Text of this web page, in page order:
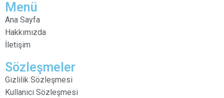
Menü
Ana Sayfa
Hakkımızda
İletişim
Sözleşmeler
Gizlilik Sözleşmesi
Kullanıcı Sözleşmesi